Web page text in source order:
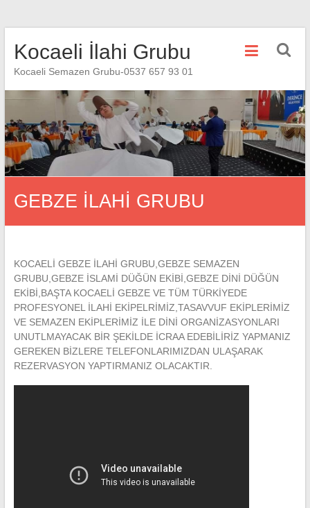
Kocaeli İlahi Grubu
Kocaeli Semazen Grubu-0537 657 93 01
GEBZE İLAHİ GRUBU
KOCAELİ GEBZE İLAHİ GRUBU,GEBZE SEMAZEN
GRUBU,GEBZE İSLAMİ DÜĞÜN EKİBİ,GEBZE DİNİ DÜĞÜN
EKİBİ,BAŞTA KOCAELİ GEBZE VE TÜM TÜRKİYEDE
PROFESYONEL İLAHİ EKİPELRİMİZ,TASAVVUF EKİPLERİMİZ
VE SEMAZEN EKİPLERİMİZ İLE DİNİ ORGANİZASYONLARI
UNUTLMAYACAK BİR ŞEKİLDE İCRAA EDEBİLİRİZ YAPMANIZ
GEREKEN BİZLERE TELEFONLARIMIZDAN ULAŞARAK
REZERVASYON YAPTIRMANIZ OLACAKTIR.